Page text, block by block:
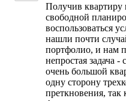
Получив квартиру
свободной
воспользоваться
нашли почти
портфолио, и нам
непростая задача -
очень большой
одну сторону
преткновения, так